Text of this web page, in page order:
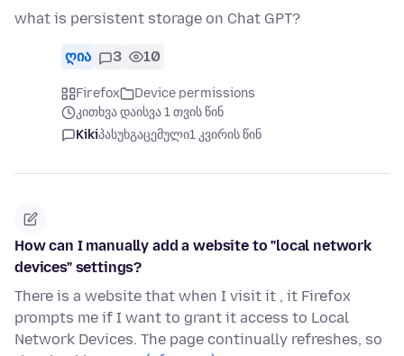
what is persistent storage on Chat GPT?
ღია 3 10
Firefox
Device permissions
კითხვა დაისვა 1 თვის წინ
Kikiპასუხგაცემული1 კვირის წინ
How can I manually add a website to "local network
devices" settings?
There is a website that when I visit it , it Firefox
prompts me if I want to grant it access to Local
Network Devices. The page continually refreshes, so